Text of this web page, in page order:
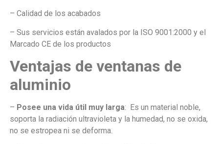
– Calidad de los acabados
– Sus servicios están avalados por la ISO 9001:2000 y el
Marcado CE de los productos
Ventajas de ventanas de
aluminio
– Posee una vida útil muy larga: Es un material noble,
soporta la radiación ultravioleta y la humedad, no se oxida,
no se estropea ni se deforma.